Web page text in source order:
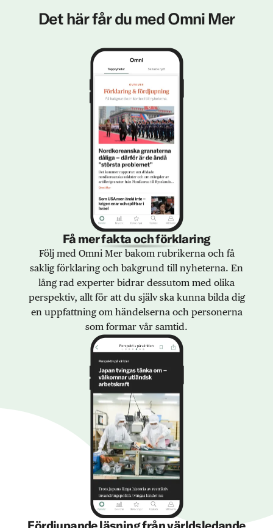
Det här får du med Omni Mer
Få mer fakta och förklaring
Följ med Omni Mer bakom rubrikerna och få
saklig förklaring och bakgrund till nyheterna. En
lång rad experter bidrar dessutom med olika
perspektiv, allt för att du själv ska kunna bilda dig
en uppfattning om händelserna och personerna
som formar vår samtid.